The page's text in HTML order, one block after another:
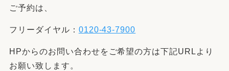
ご予約は、
フリーダイヤル： 0120-43-7900
HPからのお問い合わせをご希望の方は下記URLより
お願い致します。